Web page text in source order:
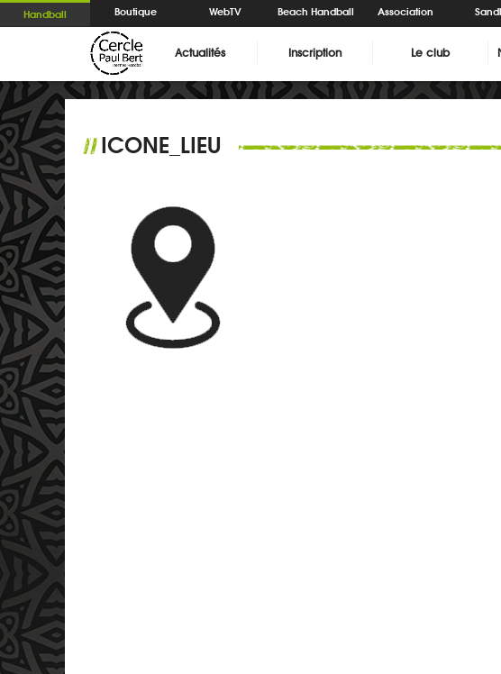
Handball Boutique WebTV Beach Handball Association
Actualités Inscription Le club
//ICONE_LIEU